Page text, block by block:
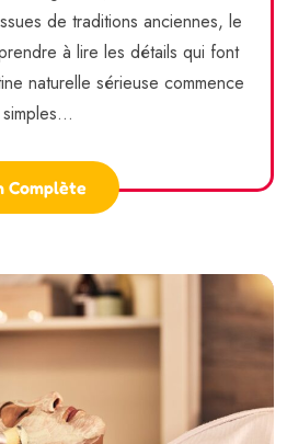
de traditions anciennes, le
à lire les détails qui font
naturelle sérieuse commence
Complète